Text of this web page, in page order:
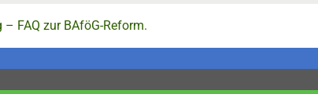
– FAQ zur BAföG-Reform.